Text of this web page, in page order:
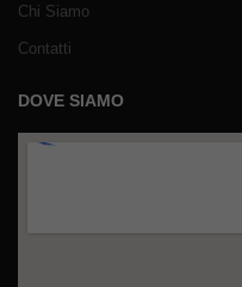
Chi Siamo
Contatti
DOVE SIAMO